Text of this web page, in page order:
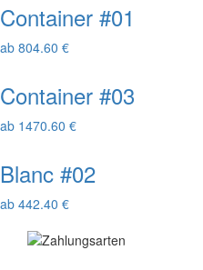
Container #01
ab 804.60 €
Container #03
ab 1470.60 €
Blanc #02
ab 442.40 €